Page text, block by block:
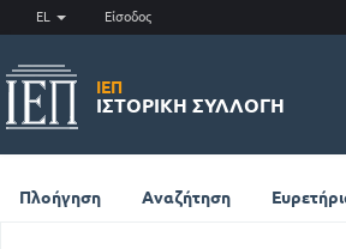
EL Είσοδος
ΙΕΠ
ΙΣΤΟΡΙΚΉ ΣΥΛΛΟΓΉ
Πλοήγηση Αναζήτηση